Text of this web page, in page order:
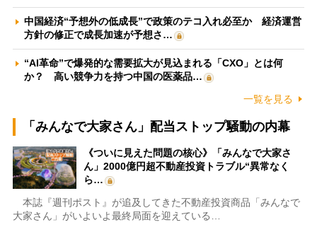
中国経済“予想外の低成長”で政策のテコ入れ必至か 経済運営
方針の修正で成長加速が予想さ…
“AI革命”で爆発的な需要拡大が見込まれる「CXO」とは何
か？ 高い競争力を持つ中国の医薬品…
一覧を見る
「みんなで大家さん」配当ストップ騒動の内幕
《ついに見えた問題の核心》「みんなで大家さ
ん」2000億円超不動産投資トラブル“異常なく
ら…
本誌『週刊ポスト』が追及してきた不動産投資商品「みんなで
大家さん」がいよいよ最終局面を迎えている…